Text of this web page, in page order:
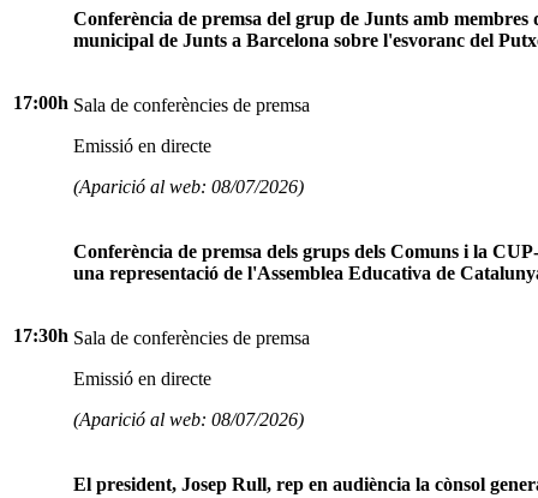
17:00h
Conferència de premsa del grup de Junts amb membres
municipal de Junts a Barcelona sobre l'esvoranc del
Sala de conferències de premsa
Emissió en directe
(Aparició al web: 08/07/2026)
17:30h
Conferència de premsa dels grups dels Comuns i la
una representació de l'Assemblea Educativa de
Sala de conferències de premsa
Emissió en directe
(Aparició al web: 08/07/2026)
El president, Josep Rull, rep en audiència la cònsol